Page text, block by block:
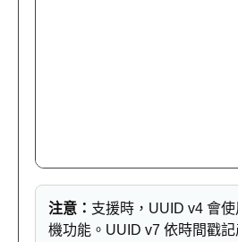
注意： 支援時，UUID v4 會
機功能。UUID v7 依時間戳